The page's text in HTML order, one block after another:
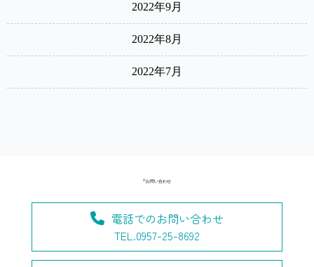
2022年9月
2022年8月
2022年7月
電話でのお問い合わせ
TEL.0957-25-8692